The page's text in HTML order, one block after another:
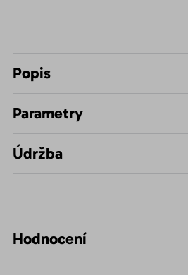
Popis
Parametry
Údržba
Hodnocení